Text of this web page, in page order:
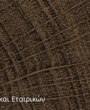
Εταιρικών